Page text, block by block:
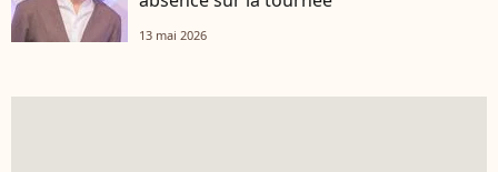
13 mai 2026